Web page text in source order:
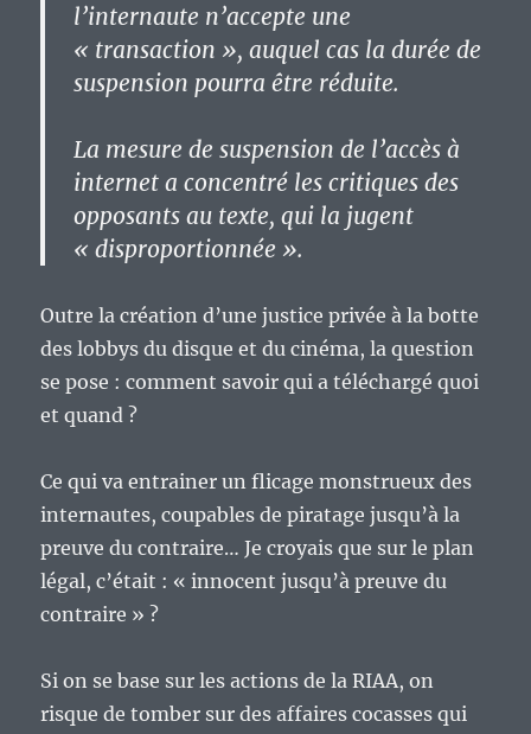
l’internaute n’accepte une
« transaction », auquel cas la durée de
suspension pourra être réduite.
La mesure de suspension de l’accès à
internet a concentré les critiques des
opposants au texte, qui la jugent
« disproportionnée ».
Outre la création d’une justice privée à la botte
des lobbys du disque et du cinéma, la question
se pose : comment savoir qui a téléchargé quoi
et quand ?
Ce qui va entrainer un flicage monstrueux des
internautes, coupables de piratage jusqu’à la
preuve du contraire… Je croyais que sur le plan
légal, c’était : « innocent jusqu’à preuve du
contraire » ?
Si on se base sur les actions de la RIAA, on
risque de tomber sur des affaires cocasses qui